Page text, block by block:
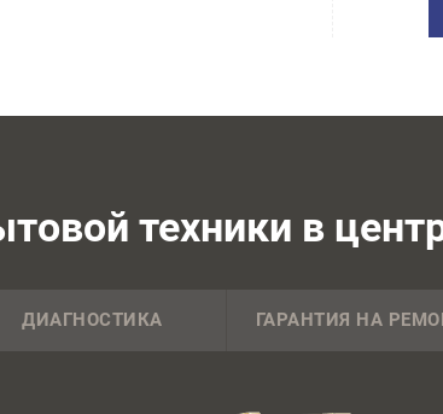
техники в
ДИАГНОСТИКА ГАРАНТИЯ НА